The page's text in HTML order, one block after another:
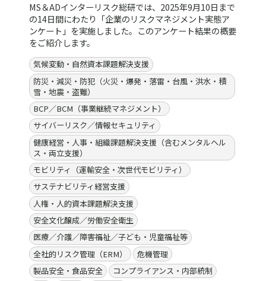
MS＆ADインターリスク総研では、2025年9月10日まで
の14日間にわたり「企業のリスクマネジメント実態ア
ンケート」を実施しました。このアンケート結果の概要
をご紹介します。
気候変動・自然資本課題解決支援
防災・減災・防犯（火災・爆発・落雷・台風・洪水・積
雪・地震・盗難）
BCP／BCM（事業継続マネジメント）
サイバーリスク／情報セキュリティ
健康経営・人事・組織課題解決支援（含むメンタルヘル
ス・両立支援）
モビリティ（運輸安全・次世代モビリティ）
サステナビリティ経営支援
人権・人的資本課題解決支援
安全文化醸成／労働安全衛生
医療／介護／障害福祉／子ども・児童福祉等
全社的リスク管理（ERM）
危機管理
製品安全・食品安全
コンプライアンス・内部統制